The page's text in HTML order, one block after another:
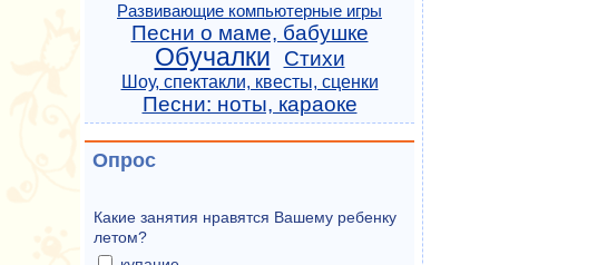
Развивающие компьютерные игры
Песни о маме, бабушке
Обучалки Стихи
Шоу, спектакли, квесты, сценки
Песни: ноты, караоке
Опрос
Какие занятия нравятся Вашему ребенку
летом?